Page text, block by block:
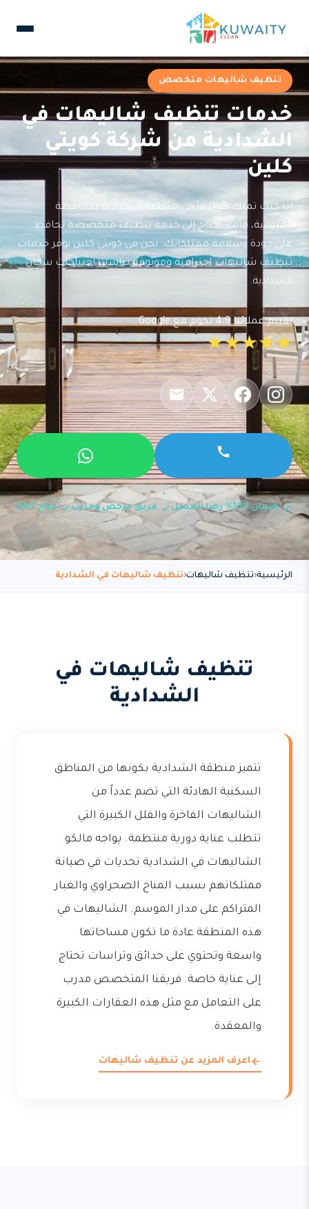
تنظيف شاليهات متخصص
خدمات تنظيف شاليهات في
الشدادية من شركة كويتي
كلين
إذا كنت تملك شاليهاً في منطقة الشدادية بمحافظة
الفروانية، فأنت تحتاج إلى خدمة تنظيف متخصصة تحافظ
على جودة وسلامة ممتلكاتك. نحن في كويتي كلين نوفر خدمات
تنظيف شاليهات احترافية وموثوقة تناسب احتياجات سكان
الشدادية.
تقييم عملائنا 4.9 نجوم مع Google
★★★★★
ضمان 100% رضا العميل فريق مرخص ومدرب متاح 24/7
الرئيسية تنظيف شاليهات تنظيف شاليهات في الشدادية
تنظيف شاليهات في
الشدادية
تتميز منطقة الشدادية بكونها من المناطق
السكنية الهادئة التي تضم عدداً من
الشاليهات الفاخرة والفلل الكبيرة التي
تتطلب عناية دورية منتظمة. يواجه مالكو
الشاليهات في الشدادية تحديات في صيانة
ممتلكاتهم بسبب المناخ الصحراوي والغبار
المتراكم على مدار الموسم. الشاليهات في
هذه المنطقة عادة ما تكون مساحاتها
واسعة وتحتوي على حدائق وتراسات تحتاج
إلى عناية خاصة. فريقنا المتخصص مدرب
على التعامل مع مثل هذه العقارات الكبيرة
والمعقدة.
اعرف المزيد عن تنظيف شاليهات